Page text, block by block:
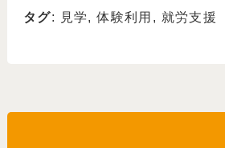
タグ: 見学, 体験利用, 就労支援